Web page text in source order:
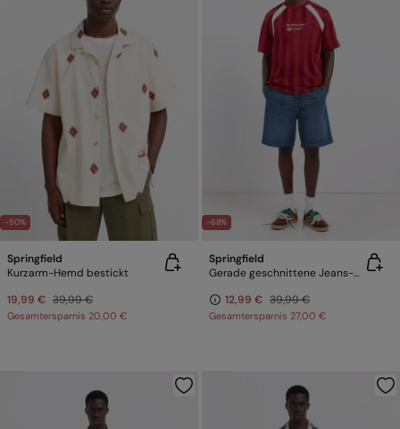
-50%
Springfield
Kurzarm-Hemd bestickt
19,99 € 39,99 €
Gesamtersparnis 20,00 €
-68%
Springfield
Gerade geschnittene Jeans-Bermudas im Chino-Stil
12,99 € 39,99 €
Gesamtersparnis 27,00 €